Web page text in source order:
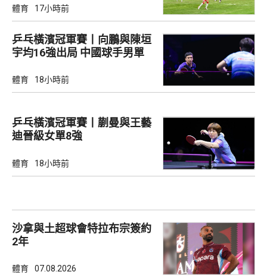
體育 17小時前
乒乓橫濱冠軍賽丨向鵬與陳垣
宇均16強出局 中國球手男單
體育 18小時前
乒乓橫濱冠軍賽丨蒯曼與王藝
迪晉級女單8強
體育 18小時前
沙拿與土超球會特拉布宗簽約
2年
體育 07.08.2026